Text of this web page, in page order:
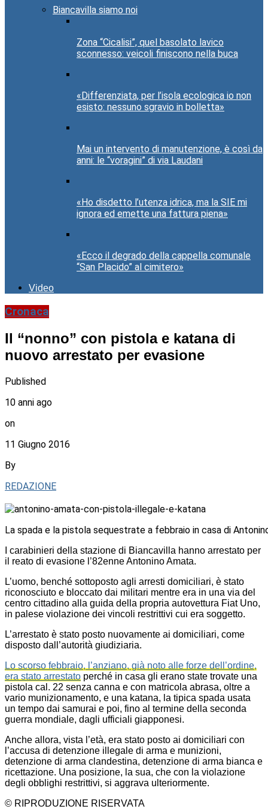
Biancavilla siamo noi
Zona “Cicalisi”, quel basolato lavico
sconnesso: veicoli finiscono nella buca
«Differenziata, per l’isola ecologica io non
esisto: nessuno sgravio in bolletta»
Mai un intervento di manutenzione, è così da
anni: le “voragini” di via Laudani
«Ho disdetto l’utenza idrica, ma la SIE mi
ignora ed emette una fattura piena»
«Ecco il degrado della cappella comunale
“San Placido” al cimitero»
Video
Cronaca
Il “nonno” con pistola e katana di
nuovo arrestato per evasione
Published
10 anni ago
on
11 Giugno 2016
By
REDAZIONE
La spada e la pistola sequestrate a febbraio in casa di
I carabinieri della stazione di Biancavilla hanno arrestato per
il reato di evasione l’82enne Antonino Amata.
L’uomo, benché sottoposto agli arresti domiciliari, è stato
riconosciuto e bloccato dai militari mentre era in una via del
centro cittadino alla guida della propria autovettura Fiat Uno,
in palese violazione dei vincoli restrittivi cui era soggetto.
L’arrestato è stato posto nuovamente ai domiciliari, come
disposto dall’autorità giudiziaria.
Lo scorso febbraio, l’anziano, già noto alle forze dell’ordine,
era stato arrestato perché in casa gli erano state trovate una
pistola cal. 22 senza canna e con matricola abrasa, oltre a
vario munizionamento, e una katana, la tipica spada usata
un tempo dai samurai e poi, fino al termine della seconda
guerra mondiale, dagli ufficiali giapponesi.
Anche allora, vista l’età, era stato posto ai domiciliari con
l’accusa di detenzione illegale di arma e munizioni,
detenzione di arma clandestina, detenzione di arma bianca e
ricettazione. Una posizione, la sua, che con la violazione
degli obblighi restrittivi, si aggrava ulteriormente.
© RIPRODUZIONE RISERVATA